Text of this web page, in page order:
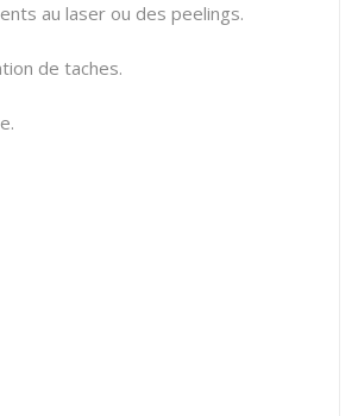
au laser ou des peelings.
de taches.